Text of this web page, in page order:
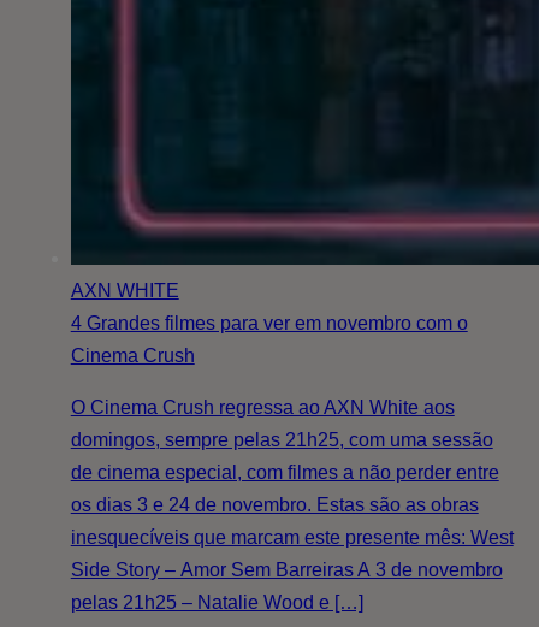
AXN WHITE
4 Grandes filmes para ver em novembro com o
Cinema Crush
O Cinema Crush regressa ao AXN White aos
domingos, sempre pelas 21h25, com uma sessão
de cinema especial, com filmes a não perder entre
os dias 3 e 24 de novembro. Estas são as obras
inesquecíveis que marcam este presente mês: West
Side Story – Amor Sem Barreiras A 3 de novembro
pelas 21h25 – Natalie Wood e […]